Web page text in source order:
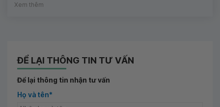
Xem thêm
ĐỂ LẠI THÔNG TIN TƯ VẤN
Để lại thông tin nhận tư vấn
Họ và tên*